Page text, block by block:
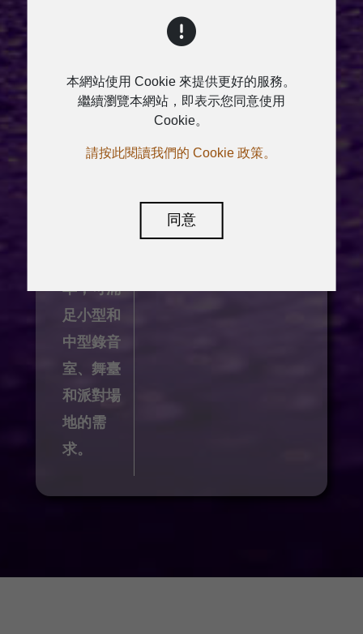
類擴大機
具有IP控
能，
率，可滿
足小型和
中型錄音
室、舞臺
和派對場
地的需
求。
模式選擇開關
OLED DSP顯示和控
制
IP控制/MP3和藍芽
（選配）
本網站使用 Cookie 來提供更好的服務。
繼續瀏覽本網站，即表示您同意使用
Cookie。
請按此閱讀我們的 Cookie 政策。
同意